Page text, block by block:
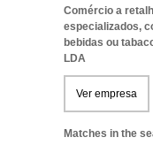
Comércio a
especializados,
bebidas ou
LDA
Ver empresa
Matches in the